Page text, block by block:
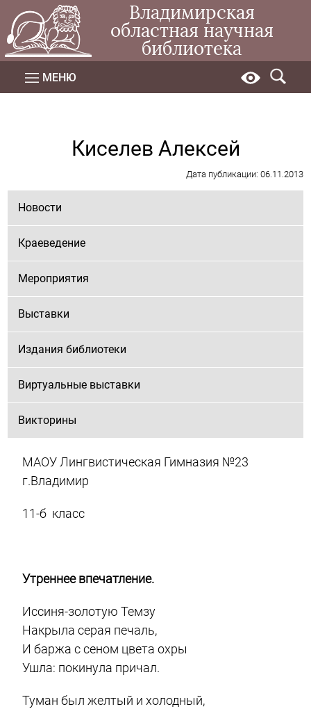
Владимирская
областная научная
библиотека
МЕНЮ
Киселев Алексей
Дата публикации: 06.11.2013
Новости
Краеведение
Мероприятия
Выставки
Издания библиотеки
Виртуальные выставки
Викторины
МАОУ Лингвистическая Гимназия №23
г.Владимир
11-б класс
Утреннее впечатление.
Иссиня-золотую Темзу
Накрыла серая печаль,
И баржа с сеном цвета охры
Ушла: покинула причал.
Туман был желтый и холодный,